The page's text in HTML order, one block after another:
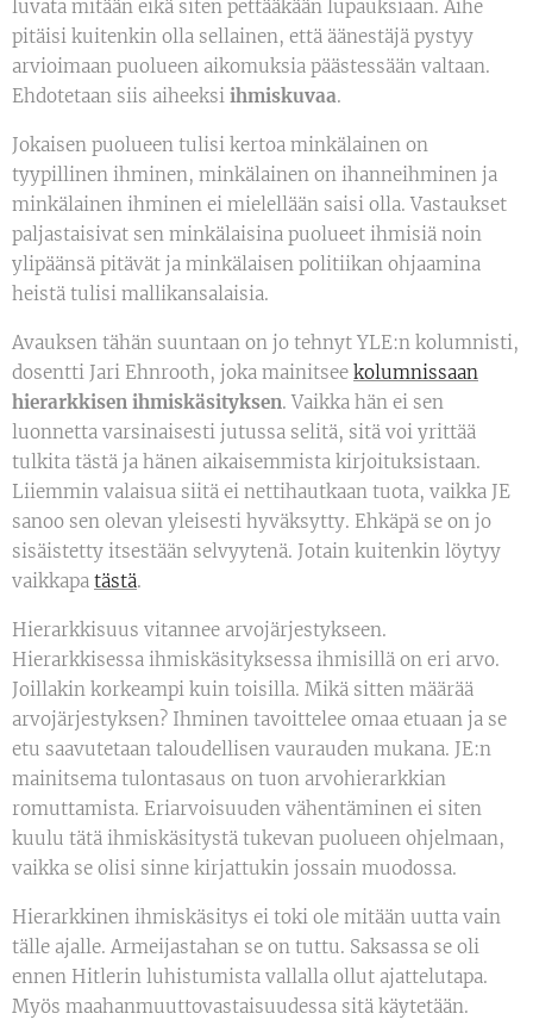
luvata mitään eikä siten pettääkään lupauksiaan. Aihe
pitäisi kuitenkin olla sellainen, että äänestäjä pystyy
arvioimaan puolueen aikomuksia päästessään valtaan.
Ehdotetaan siis aiheeksi ihmiskuvaa.
Jokaisen puolueen tulisi kertoa minkälainen on
tyypillinen ihminen, minkälainen on ihanneihminen ja
minkälainen ihminen ei mielellään saisi olla. Vastaukset
paljastaisivat sen minkälaisina puolueet ihmisiä noin
ylipäänsä pitävät ja minkälaisen politiikan ohjaamina
heistä tulisi mallikansalaisia.
Avauksen tähän suuntaan on jo tehnyt YLE:n kolumnisti,
dosentti Jari Ehnrooth, joka mainitsee kolumnissaan
hierarkkisen ihmiskäsityksen. Vaikka hän ei sen
luonnetta varsinaisesti jutussa selitä, sitä voi yrittää
tulkita tästä ja hänen aikaisemmista kirjoituksistaan.
Liiemmin valaisua siitä ei nettihautkaan tuota, vaikka JE
sanoo sen olevan yleisesti hyväksytty. Ehkäpä se on jo
sisäistetty itsestään selvyytenä. Jotain kuitenkin löytyy
vaikkapa tästä.
Hierarkkisuus vitannee arvojärjestykseen.
Hierarkkisessa ihmiskäsityksessa ihmisillä on eri arvo.
Joillakin korkeampi kuin toisilla. Mikä sitten määrää
arvojärjestyksen? Ihminen tavoittelee omaa etuaan ja se
etu saavutetaan taloudellisen vaurauden mukana. JE:n
mainitsema tulontasaus on tuon arvohierarkkian
romuttamista. Eriarvoisuuden vähentäminen ei siten
kuulu tätä ihmiskäsitystä tukevan puolueen ohjelmaan,
vaikka se olisi sinne kirjattukin jossain muodossa.
Hierarkkinen ihmiskäsitys ei toki ole mitään uutta vain
tälle ajalle. Armeijastahan se on tuttu. Saksassa se oli
ennen Hitlerin luhistumista vallalla ollut ajattelutapa.
Myös maahanmuuttovastaisuudessa sitä käytetään.